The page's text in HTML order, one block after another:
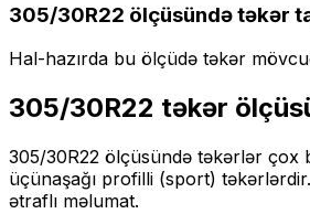
305/30R22 ölçüsündə təkər
Hal-hazırda bu ölçüdə təkər
305/30R22 təkər
305/30R22 ölçüsündə təkərlər çox
üçünaşağı profilli (sport)
ətraflı məlumat.